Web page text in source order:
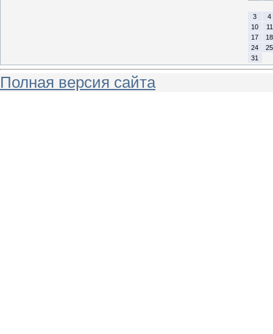
3
4
10
11
17
18
24
25
31
Полная версия сайта